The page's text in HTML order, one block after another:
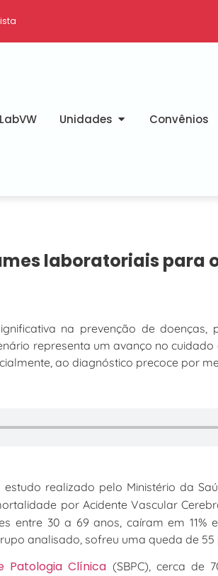
Unidades Convênios
laboratoriais para
na prevenção de doenças,
representa um avanço no
ao diagnóstico precoce por
realizado pelo Ministério da
por Acidente Vascular
entre 30 a 69 anos, caíram em 11%
analisado, sofreu uma queda de 55
Patologia Clínica (SBPC), cerca de